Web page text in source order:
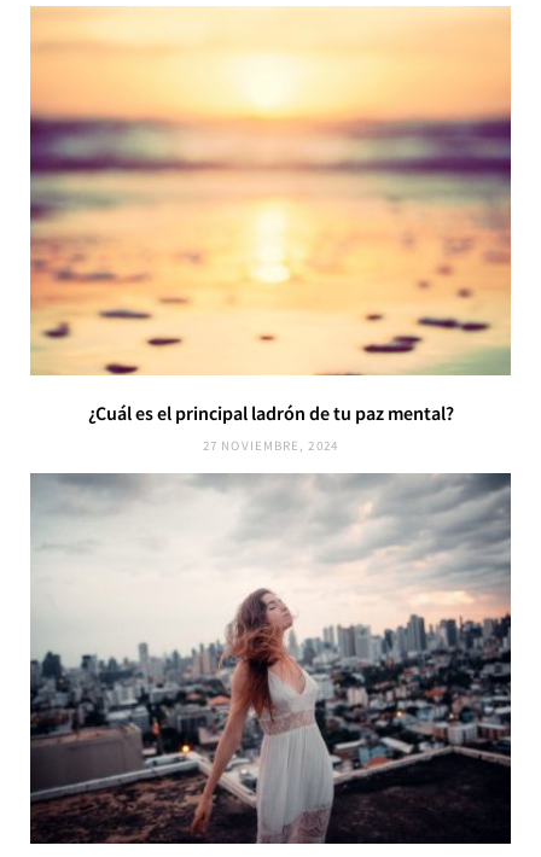
¿Cuál es el principal ladrón de tu paz mental?
27 NOVIEMBRE, 2024